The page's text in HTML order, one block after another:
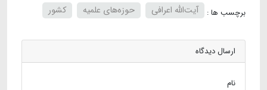
برچسب ها : آیت‌الله اعرافی حوزه‌های علمیه کشور
ارسال دیدگاه
نام